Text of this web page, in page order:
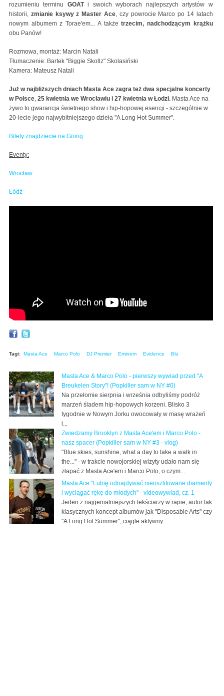
rozumieniu terminu GOATi swoich wyborach najlepszych artystów w
historii, zmianie ksywy z Master Ace, czy powrocie Marco po 14 latach
nowym albumem z Torae'em... A takżetrzecim, nadchodzącym krążku
obu Panów!
Rozmowa, montaż: Marcin Natali
Tłumaczenie: Bartek "Biggie Skollz" Skolasiński
Kamera: Mateusz Natali
Już w najbliższych dniach Masta Ace zagra też dwa specjalne koncerty
w Polsce, 25 kwietnia we Wrocławiu i 27 kwietnia w Łodzi. Masta Ace na
żywo to gwarancja świetnego show i hip-hopowej esencji - szczególnie w
20-lecie jego najwybitniejszego dzieła "A Long Hot Summer".
Bilety znajdziecie na Going.
Eventy:
Wrocław
Łódź
Tagi: Masta Ace Marco Polo DJ Premier Eminem Evidence Blu
Masta Ace & Marco Polo - pierwszy wywiad przed "A
Breukelen Story"! (Popkiller sam w NY #0)
Na przełomie sierpnia i września odbyliśmy podróż
marzeń śladem hip-hopowych korzeni. Blisko 3
tygodnie w Nowym Jorku owocowały w masę wrażeń
i...
Zwiedzamy Brooklyn z Masta Ace'em i Marco Polo -
nasz spacer (Popkiller sam w NY #3 - vlog)
"Blue skies, sunshine, what a day to take a walk in
the..." - w trakcie nowojorskiej wizyty udało nam się
złapać z Masta Ace'em i Marco Polo, o czym...
Masta Ace "Lubię odnajdywać nieoszlifowane diamenty
i wyciągać rękę do młodych" - videowywiad, cz. 1
Jeden z najgenialniejszych tekściarzy w rapie, autor tak
klasycznych koncept albumów jak "Disposable Arts" czy
"A Long Hot Summer", ciągle aktywny...